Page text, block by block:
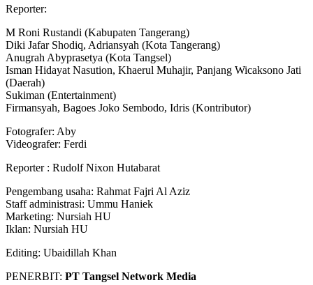
Reporter:
M Roni Rustandi (Kabupaten Tangerang)
Diki Jafar Shodiq, Adriansyah (Kota Tangerang)
Anugrah Abyprasetya (Kota Tangsel)
Isman Hidayat Nasution, Khaerul Muhajir, Panjang Wicaksono Jati
(Daerah)
Sukiman (Entertainment)
Firmansyah, Bagoes Joko Sembodo, Idris (Kontributor)
Fotografer: Aby
Videografer: Ferdi
Reporter : Rudolf Nixon Hutabarat
Pengembang usaha: Rahmat Fajri Al Aziz
Staff administrasi: Ummu Haniek
Marketing: Nursiah HU
Iklan: Nursiah HU
Editing: Ubaidillah Khan
PENERBIT: PT Tangsel Network Media